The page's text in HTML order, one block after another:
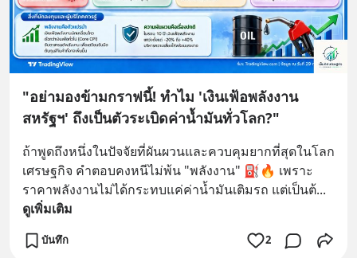
"อย่ามองข้ามกราฟนี้! ทำไม 'เงินเฟ้อพลังงาน
สหรัฐฯ' ถึงเป็นตัวระเบิดค่าน้ำมันทั่วโลก?"
ถ้าพูดถึงหนึ่งในปัจจัยที่ผันผวนและควบคุมยากที่สุดในโลก
เศรษฐกิจ คำตอบคงหนีไม่พ้น "พลังงาน" ⛽️🔥 เพราะ
ราคาพลังงานไม่ได้กระทบแค่ค่าน้ำมันเติมรถ แต่เป็นต้...
ดูเพิ่มเติม
บันทึก 2